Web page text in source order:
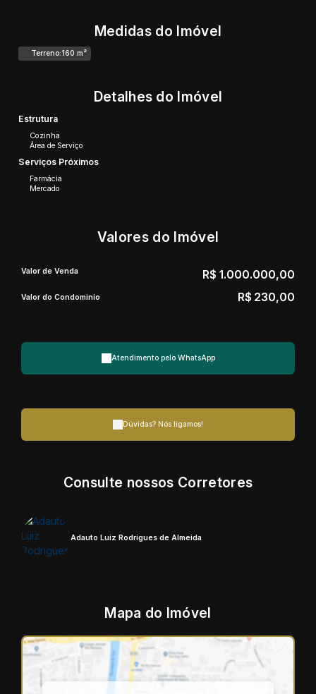
Medidas do Imóvel
Terreno:160 m²
Detalhes do Imóvel
Estrutura
Cozinha
Área de Serviço
Serviços Próximos
Farmácia
Mercado
Valores do Imóvel
R$ 1.000.000,00
Valor de Venda
Valor do Condominio R$ 230,00
Atendimento pelo WhatsApp
Dúvidas? Nós ligamos!
Consulte nossos Corretores
Adauto Luiz Rodrigues de Almeida
Mapa do Imóvel